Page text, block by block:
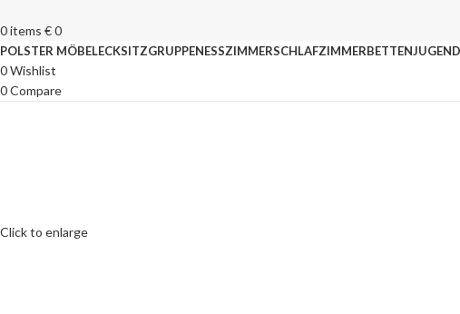
0items €0
POLSTER MÖBELECKSITZGRUPPENESSZIMMERSCHLAFZIMMERBETTEN
0Wishlist
0Compare
Click to enlarge